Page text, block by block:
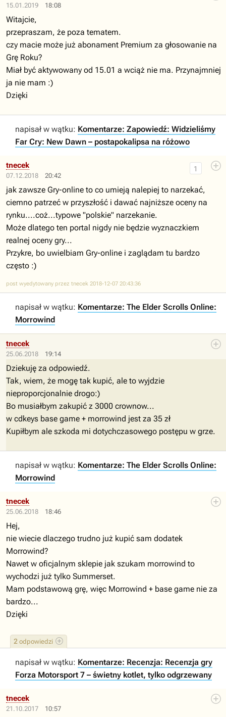
15.01.2019 18:08
Witajcie,
przepraszam, że poza tematem.
czy macie może już abonament Premium za głosowanie na
Grę Roku?
Miał być aktywowany od 15.01 a wciąż nie ma. Przynajmniej
ja nie mam :)
Dzięki
napisał w wątku: Komentarze: Zapowiedź: Widzieliśmy
Far Cry: New Dawn – postapokalipsa na różowo
07.12.2018 20:42
1
tnecek
jak zawsze Gry-online to co umieją nalepiej to narzekać,
ciemno patrzeć w przyszłość i dawać najniższe oceny na
rynku....coż...typowe "polskie" narzekanie.
Może dlatego ten portal nigdy nie będzie wyznaczkiem
realnej oceny gry...
Przykre, bo uwielbiam Gry-online i zaglądam tu bardzo
często :)
post wyedytowany przez tnecek 2018-12-07 20:43:36
napisał w wątku: Komentarze: The Elder Scrolls Online:
Morrowind
25.06.2018 19:14
tnecek
Dziekuję za odpowiedź.
Tak, wiem, że mogę tak kupić, ale to wyjdzie
nieproporcjonalnie drogo:)
Bo musiałbym zakupić z 3000 crownow...
w cdkeys base game + morrowind jest za 35 zł
Kupiłbym ale szkoda mi dotychczasowego postępu w grze.
napisał w wątku: Komentarze: The Elder Scrolls Online:
Morrowind
25.06.2018 18:46
2 odpowiedzi
tnecek
Hej,
nie wiecie dlaczego trudno już kupić sam dodatek
Morrowind?
Nawet w oficjalnym sklepie jak szukam morrowind to
wychodzi już tylko Summerset.
Mam podstawową grę, więc Morrowind + base game nie za
bardzo...
Dzięki
napisał w wątku: Komentarze: Recenzja: Recenzja gry
Forza Motorsport 7 – świetny kotlet, tylko odgrzewany
21.10.2017 10:57
tnecek